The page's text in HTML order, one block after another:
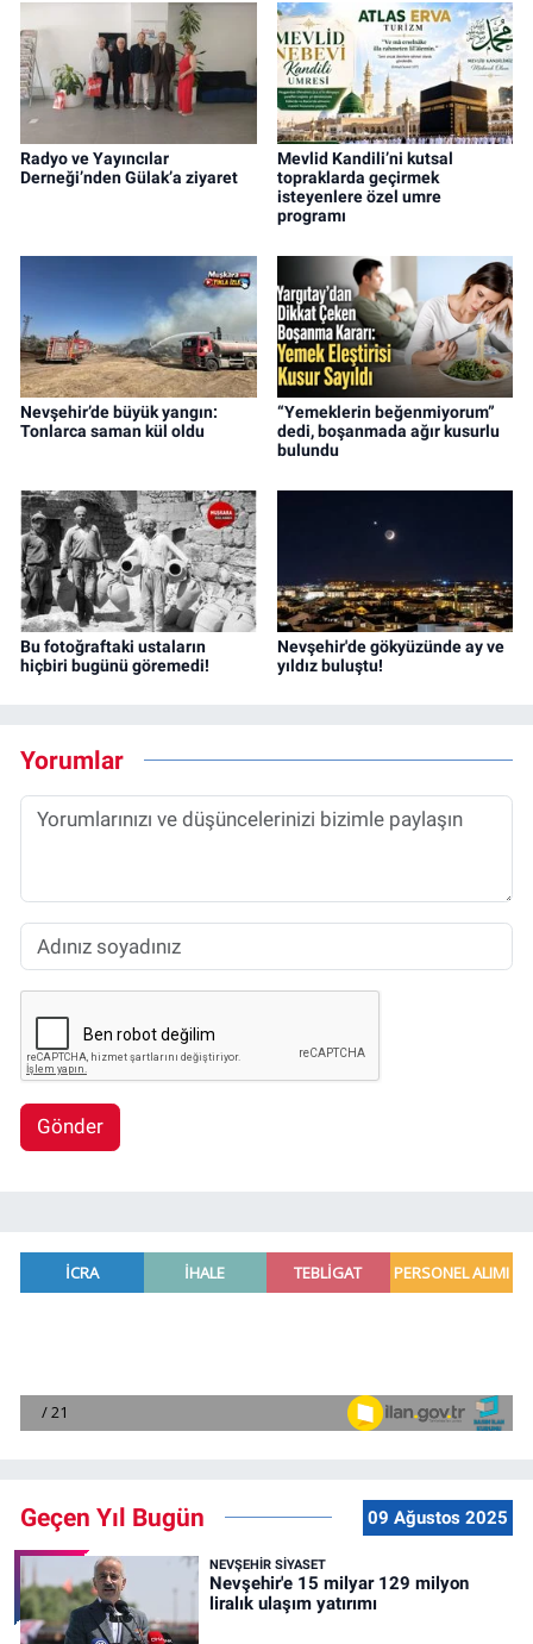
Radyo ve Yayıncılar
Derneği’nden Gülak’a ziyaret
Mevlid Kandili’ni kutsal
topraklarda geçirmek
isteyenlere özel umre
programı
Nevşehir’de büyük yangın:
Tonlarca saman kül oldu
“Yemeklerin beğenmiyorum”
dedi, boşanmada ağır kusurlu
bulundu
Bu fotoğraftaki ustaların
hiçbiri bugünü göremedi!
Nevşehir'de gökyüzünde ay ve
yıldız buluştu!
Yorumlar
Gönder
Geçen Yıl Bugün 09 Ağustos 2025
NEVŞEHIR SIYASET
Nevşehir'e 15 milyar 129 milyon
liralık ulaşım yatırımı